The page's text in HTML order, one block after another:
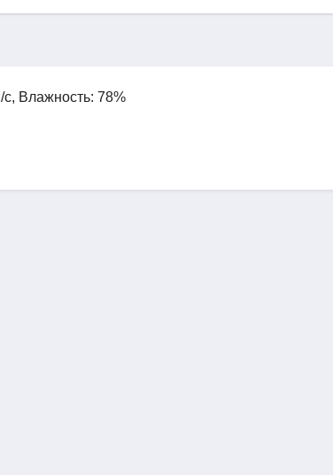
Влажность: 78%